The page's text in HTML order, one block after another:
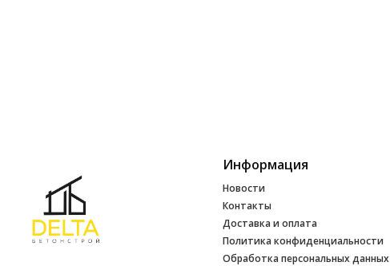
Информация
Новости
Контакты
Доставка и оплата
Политика конфиденциальности
Обработка персональных данных